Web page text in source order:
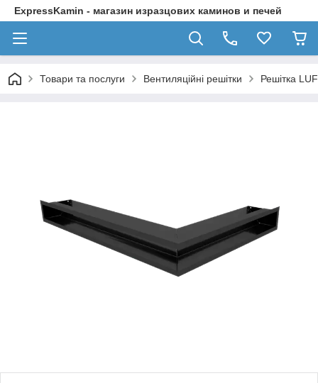
ExpressKamin - магазин изразцових каминов и печей
Товари та послуги Вентиляційні решітки Решітка